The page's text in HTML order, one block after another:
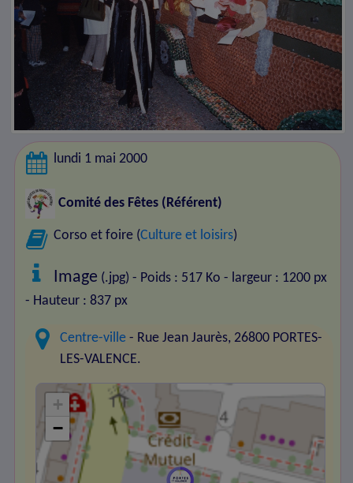
lundi 1 mai 2000
Comité des Fêtes (Référent)
Corso et foire (Culture et loisirs)
Image (.jpg) - Poids : 517 Ko - largeur : 1200 px
- Hauteur : 837 px
Centre-ville - Rue Jean Jaurès, 26800 PORTES-
LES-VALENCE.
+
−